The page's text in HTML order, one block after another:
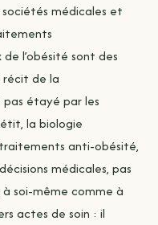
médicales et
l’obésité sont des
de la
pas étayé par les
la biologie
anti-obésité,
médicales, pas
soi-même comme à
actes de soin : il